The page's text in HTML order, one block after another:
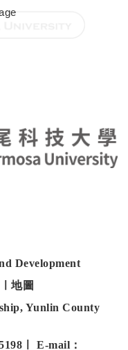
Development
地圖
Yunlin County
ㅣ E-mail：